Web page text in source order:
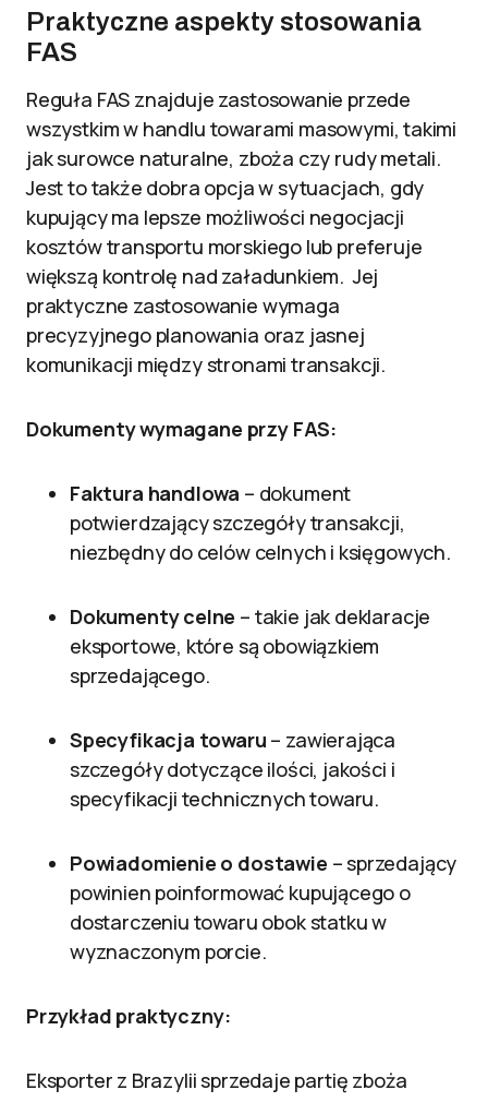
Praktyczne aspekty stosowania
FAS
Reguła FAS znajduje zastosowanie przede
wszystkim w handlu towarami masowymi, takimi
jak surowce naturalne, zboża czy rudy metali.
Jest to także dobra opcja w sytuacjach, gdy
kupujący ma lepsze możliwości negocjacji
kosztów transportu morskiego lub preferuje
większą kontrolę nad załadunkiem. Jej
praktyczne zastosowanie wymaga
precyzyjnego planowania oraz jasnej
komunikacji między stronami transakcji.
Dokumenty wymagane przy FAS:
Faktura handlowa – dokument
potwierdzający szczegóły transakcji,
niezbędny do celów celnych i księgowych.
Dokumenty celne – takie jak deklaracje
eksportowe, które są obowiązkiem
sprzedającego.
Specyfikacja towaru – zawierająca
szczegóły dotyczące ilości, jakości i
specyfikacji technicznych towaru.
Powiadomienie o dostawie – sprzedający
powinien poinformować kupującego o
dostarczeniu towaru obok statku w
wyznaczonym porcie.
Przykład praktyczny:
Eksporter z Brazylii sprzedaje partię zboża